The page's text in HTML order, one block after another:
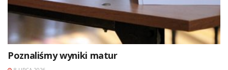
Poznaliśmy wyniki matur